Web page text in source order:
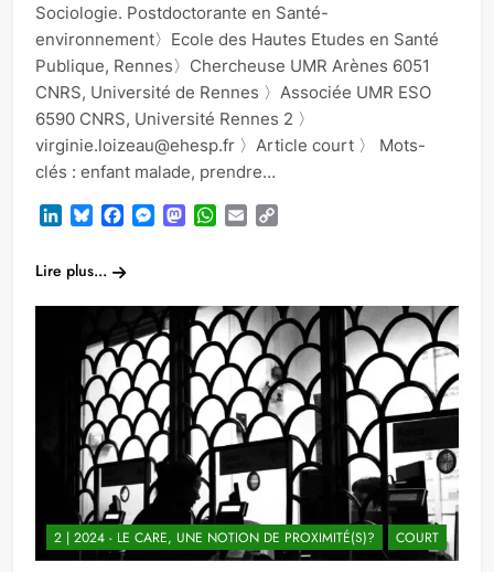
Sociologie. Postdoctorante en Santé-
environnement〉Ecole des Hautes Etudes en Santé
Publique, Rennes〉Chercheuse UMR Arènes 6051
CNRS, Université de Rennes 〉Associée UMR ESO
6590 CNRS, Université Rennes 2 〉
virginie.loizeau@ehesp.fr 〉Article court 〉 Mots-
clés : enfant malade, prendre…
LinkedInBlueskyFacebook
Messenger
Mastodon
WhatsApp
Email
Lire plus...
2 | 2024 - LE CARE, UNE NOTION DE PROXIMITÉ(S)? COURT